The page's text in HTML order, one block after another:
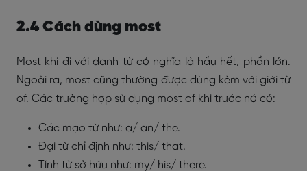
2.4 Cách dùng most
Most khi đi với danh từ có nghĩa là hầu hết, phần lớn.
Ngoài ra, most cũng thường được dùng kèm với giới từ
of. Các trường hợp sử dụng most of khi trước nó có:
Các mạo từ như: a/ an/ the.
Đại từ chỉ định như: this/ that.
Tính từ sở hữu như: my/ his/ there.